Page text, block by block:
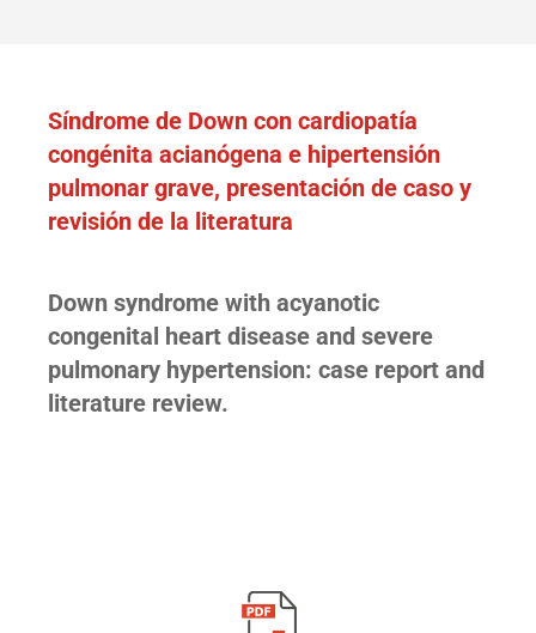
Síndrome de Down con cardiopatía
congénita acianógena e hipertensión
pulmonar grave, presentación de caso y
revisión de la literatura
Down syndrome with acyanotic
congenital heart disease and severe
pulmonary hypertension: case report and
literature review.